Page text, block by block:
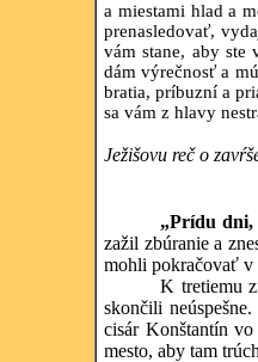
a miestami hlad a
prenasledovať,
vám stane, aby ste
dám výrečnosť a
bratia, príbuzní a
sa vám z hlavy
Ježišovu reč o
„Prídu dni,
zažil zbúranie a
mohli pokračovať v
K tretiemu
skončili
cisár Konštantín
mesto, aby tam